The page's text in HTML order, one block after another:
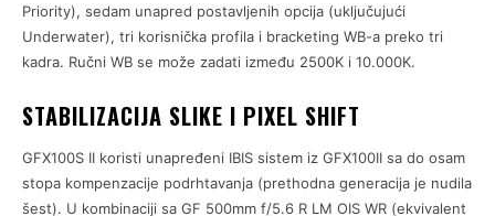
Priority), sedam unapred postavljenih opcija (uključujući
Underwater), tri korisnička profila i bracketing WB-a preko tri
kadra. Ručni WB se može zadati između 2500K i 10.000K.
STABILIZACIJA SLIKE I PIXEL SHIFT
GFX100S II koristi unapređeni IBIS sistem iz GFX100II sa do osam
stopa kompenzacije podrhtavanja (prethodna generacija je nudila
šest). U kombinaciji sa GF 500mm f/5.6 R LM OIS WR (ekvivalent